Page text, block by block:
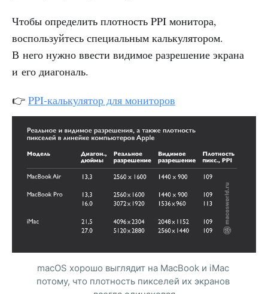
Чтобы определить плотность PPI монитора,
воспользуйтесь специальным калькулятором.
В него нужно ввести видимое разрешение экрана
и его диагональ.
👉 PPI-калькулятор для мониторов
macOS хорошо выглядит на MacBook и iMac
потому, что плотность пикселей их экранов